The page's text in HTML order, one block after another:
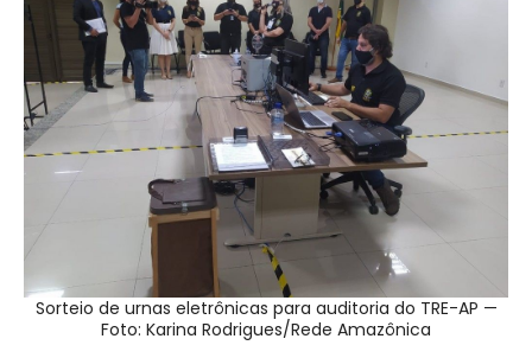
Sorteio de urnas eletrônicas para auditoria do TRE-AP —
Foto: Karina Rodrigues/Rede Amazônica